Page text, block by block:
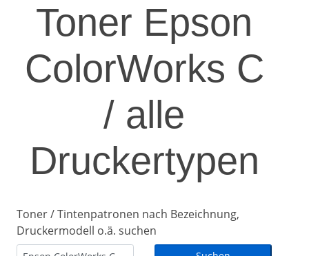
Toner Epson
ColorWorks C
/ alle
Druckertypen
Toner / Tintenpatronen nach Bezeichnung,
Druckermodell o.ä. suchen